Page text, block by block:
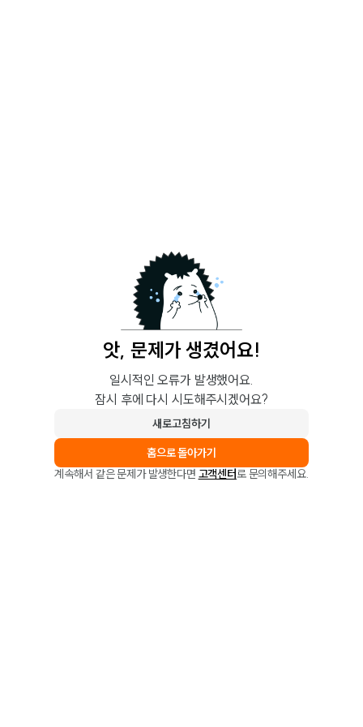
앗, 문제가 생겼어요!
일시적인 오류가 발생했어요.
잠시 후에 다시 시도해주시겠어요?
새로고침하기
홈으로 돌아가기
계속해서 같은 문제가 발생한다면 고객센터로 문의해주세요.